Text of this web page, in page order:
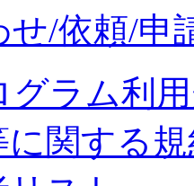
せ/依頼/申
グラム利
関する